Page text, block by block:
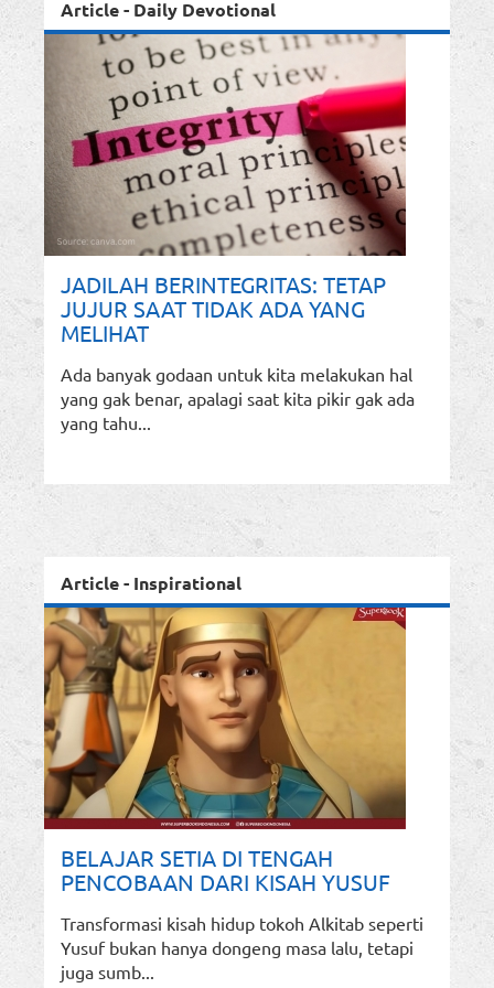
Article - Daily Devotional
JADILAH BERINTEGRITAS: TETAP
JUJUR SAAT TIDAK ADA YANG
MELIHAT
Ada banyak godaan untuk kita melakukan hal
yang gak benar, apalagi saat kita pikir gak ada
yang tahu...
Article - Inspirational
BELAJAR SETIA DI TENGAH
PENCOBAAN DARI KISAH YUSUF
Transformasi kisah hidup tokoh Alkitab seperti
Yusuf bukan hanya dongeng masa lalu, tetapi
juga sumb...